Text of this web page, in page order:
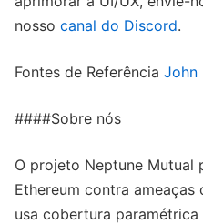
nosso canal do Discord.
Fontes de Referência John
####Sobre nós
O projeto Neptune Mutual
Ethereum contra
usa cobertura